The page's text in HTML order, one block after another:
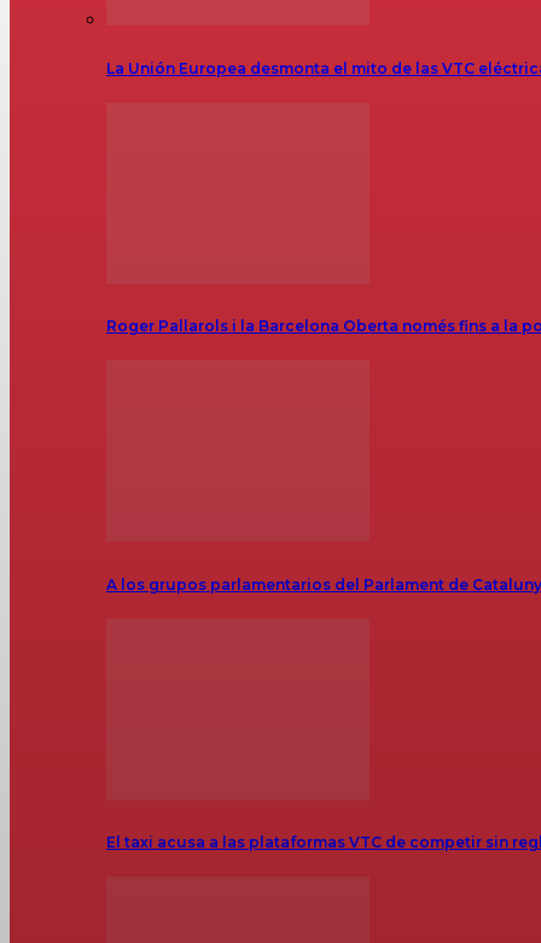
La Unión Europea desmonta el mito de las VTC
Roger Pallarols i la Barcelona Oberta només fins a la
A los grupos parlamentarios del Parlament de
El taxi acusa a las plataformas VTC de competir sin